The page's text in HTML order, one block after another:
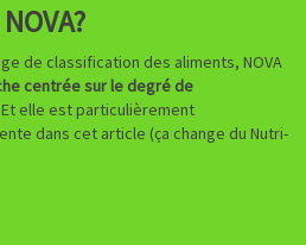
de classification des aliments, NOVA
centrée sur le degré de
Et elle est particulièrement
dans cet article (ça change du Nutri-